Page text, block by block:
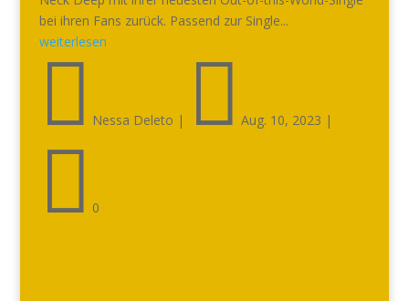
bei ihren Fans zurück. Passend zur Single...
weiterlesen
 Nessa Deleto |  Aug. 10, 2023 |
 0